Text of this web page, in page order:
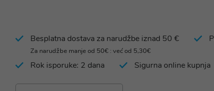
Besplatna dostava za narudžbe iznad 50 €
Za narudžbe manje od 50€ : već od 5,30€
Rok isporuke: 2 dana Sigurna online kupnja